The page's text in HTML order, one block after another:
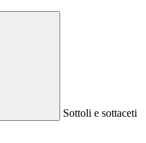
Sottoli e sottaceti